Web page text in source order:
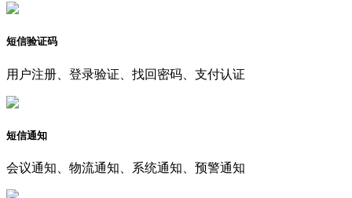
短信验证码
用户注册、登录验证、找回密码、支付认证
短信通知
会议通知、物流通知、系统通知、预警通知